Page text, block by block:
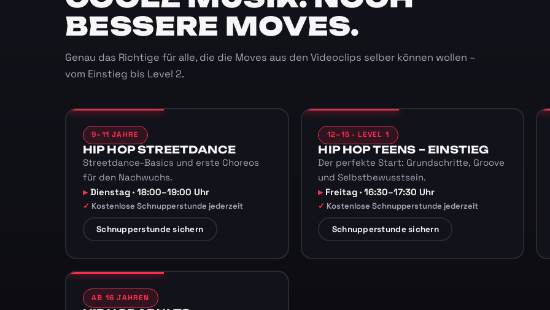
BESSERE MOVES.
Genau das Richtige für alle, die die Moves aus den Videoclips selber können wollen –
vom Einstieg bis Level 2.
9–11 JAHRE
HIP HOP STREETDANCE
Streetdance-Basics und erste Choreos
für den Nachwuchs.
Dienstag · 18:00–19:00 Uhr
Kostenlose Schnupperstunde jederzeit
Schnupperstunde sichern
12–15 · LEVEL 1
HIP HOP TEENS – EINSTIEG
Der perfekte Start: Grundschritte, Groove
und Selbstbewusstsein.
Freitag · 16:30–17:30 Uhr
Kostenlose Schnupperstunde jederzeit
Schnupperstunde sichern
AB 16 JAHREN